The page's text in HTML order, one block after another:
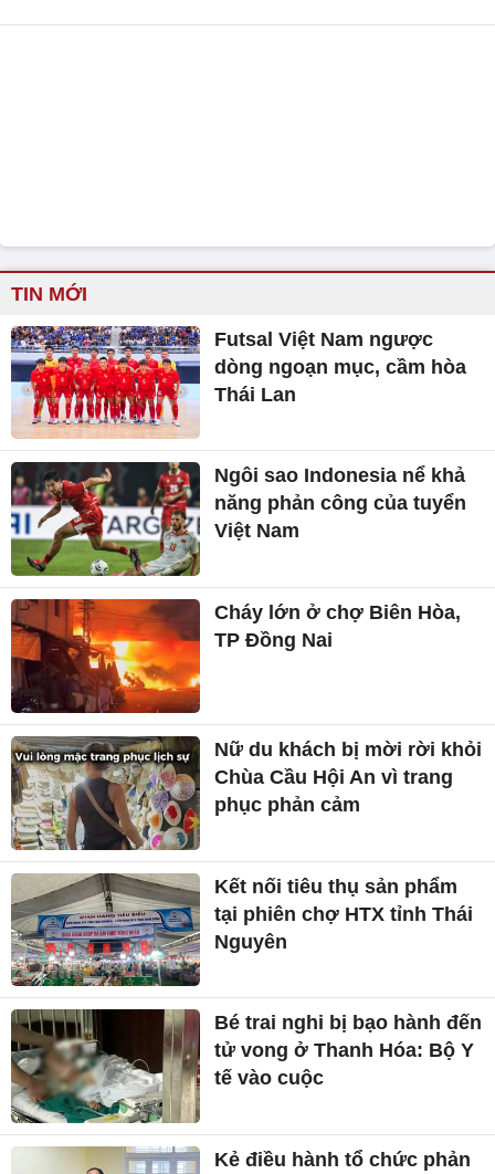
TIN MỚI
Futsal Việt Nam ngược
dòng ngoạn mục, cầm hòa
Thái Lan
Ngôi sao Indonesia nể khả
năng phản công của tuyển
Việt Nam
Cháy lớn ở chợ Biên Hòa,
TP Đồng Nai
Nữ du khách bị mời rời khỏi
Chùa Cầu Hội An vì trang
phục phản cảm
Kết nối tiêu thụ sản phẩm
tại phiên chợ HTX tỉnh Thái
Nguyên
Bé trai nghi bị bạo hành đến
tử vong ở Thanh Hóa: Bộ Y
tế vào cuộc
Kẻ điều hành tổ chức phản